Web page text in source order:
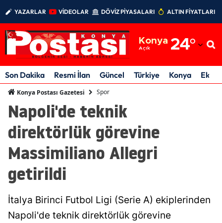
YAZARLAR VİDEOLAR DÖVİZ PİYASALARI ALTIN FİYATLARI
Konya
Açık 24°
Adıyaman
Afyonkarahisar
Ankara
Antalya
Balıkesir
Son Dakika Resmi İlan Güncel Türkiye Konya
Konya Postası Gazetesi Spor
Napoli'de teknik
direktörlük görevine
Massimiliano Allegri
getirildi
İtalya Birinci Futbol Ligi (Serie A) ekiplerinden
Napoli'de teknik direktörlük görevine